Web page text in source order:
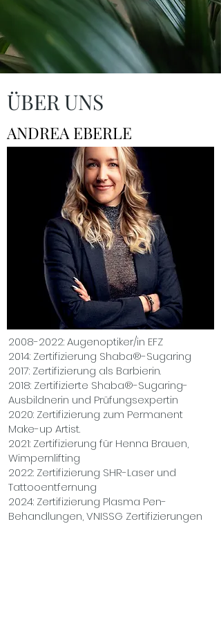
ÜBER UNS
ANDREA EBERLE
2008-2022: Augenoptiker/in EFZ
2014: Zertifizierung Shaba®-Sugaring
2017: Zertifizierung als Barbierin.
2018: Zertifizierte Shaba®-Sugaring-
Ausbildnerin und Prüfungsexpertin
2020: Zertifizierung zum Permanent
Make-up Artist.
2021: Zertifizierung für Henna Brauen,
Wimpernlifting
2022: Zertifizierung SHR-Laser und
Tattooentfernung
2024: Zertifizierung Plasma Pen-
Behandlungen, VNISSG Zertifizierungen